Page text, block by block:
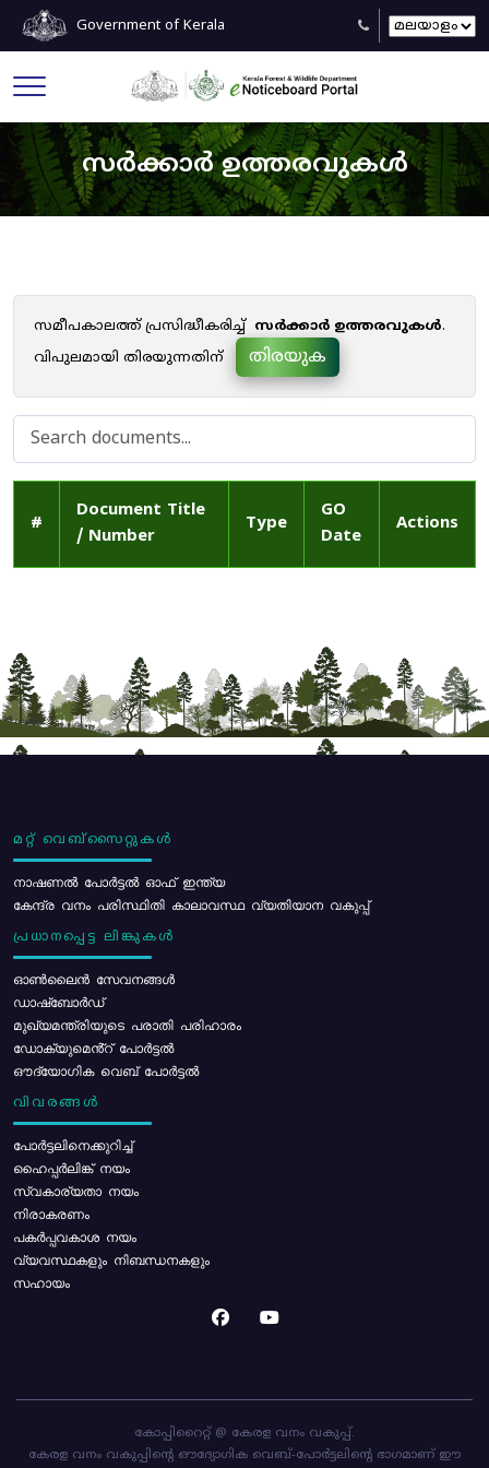
Government of Kerala
സർക്കാർ ഉത്തരവുകൾ
സമീപകാലത്ത് പ്രസിദ്ധീകരിച്ച് സർക്കാർ ഉത്തരവുകൾ.
വിപുലമായി തിരയുന്നതിന്
തിരയുക
#
Document Title
/ Number
Type
GO
Date
Actions
മറ്റ് വെബ്സൈറ്റുകൾ
നാഷണൽ പോർട്ടൽ ഓഫ് ഇന്ത്യ
കേന്ദ്ര വനം പരിസ്ഥിതി കാലാവസ്ഥ വ്യതിയാന വകുപ്പ്
പ്രധാനപ്പെട്ട ലിങ്കുകൾ
ഓൺലൈൻ സേവനങ്ങൾ
ഡാഷ്ബോർഡ്
മുഖ്യമന്ത്രിയുടെ പരാതി പരിഹാരം
ഡോക്യുമെൻ്റ് പോർട്ടൽ
ഔദ്യോഗിക വെബ് പോർട്ടൽ
വിവരങ്ങൾ
പോര്‍ട്ടലിനെക്കുറിച്ച്
ഹൈപ്പർലിങ്ക് നയം
സ്വകാര്യതാ നയം
നിരാകരണം
പകർപ്പവകാശ നയം
വ്യവസ്ഥകളും നിബന്ധനകളും
സഹായം
കോപ്പിറൈറ്റ് @ കേരള വനം വകുപ്പ്.
കേരള വനം വകുപ്പിന്റെ ഔദ്യോഗിക വെബ്-പോർട്ടലിന്റെ ഭാഗമാണ് ഈ